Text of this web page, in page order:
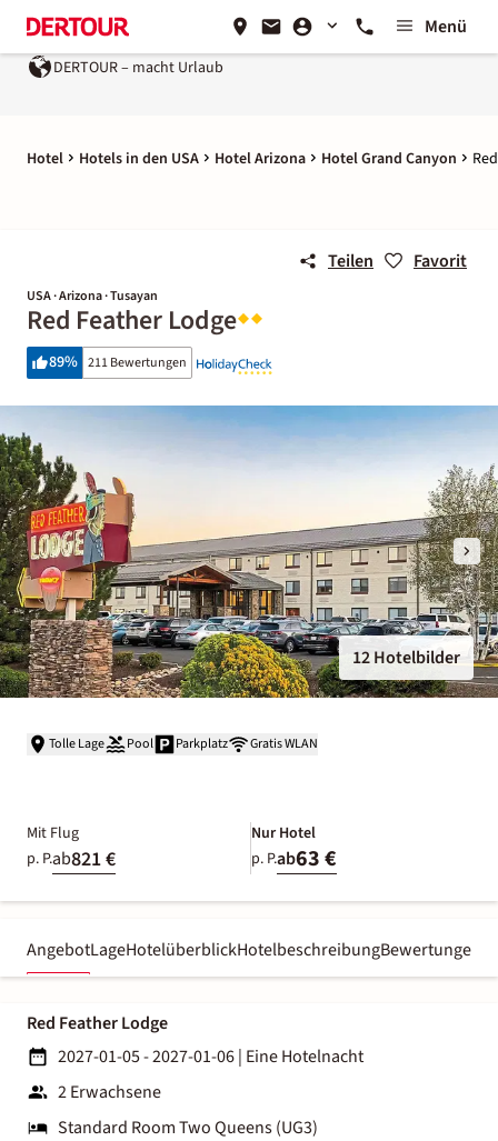
Menü
DERTOUR – macht Urlaub
Hotel Hotels in den USA Hotel Arizona Hotel Grand Canyon
Teilen Favorit
USA · Arizona · Tusayan
Red Feather Lodge
89% 211 Bewertungen
12 Hotelbilder
Tolle Lage Pool Parkplatz Gratis WLAN
Mit Flug
p. P.ab821 €
Nur Hotel
p. P.ab63 €
AngebotLageHotelüberblickHotelbeschreibungBewertungen
Red Feather Lodge
2027-01-05 - 2027-01-06| Eine Hotelnacht
2 Erwachsene
Standard Room Two Queens (UG3)